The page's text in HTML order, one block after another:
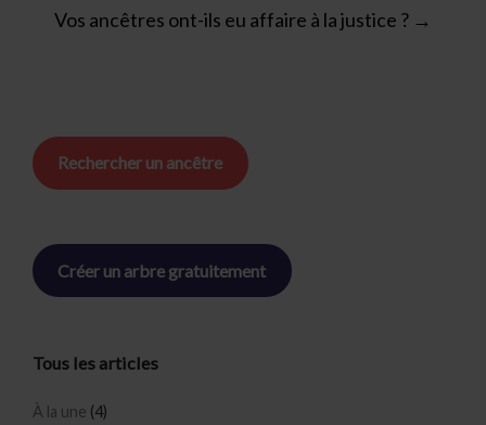
Vos ancêtres ont-ils eu affaire à la justice ? →
Rechercher un ancêtre
Créer un arbre gratuitement
Tous les articles
À la une (4)